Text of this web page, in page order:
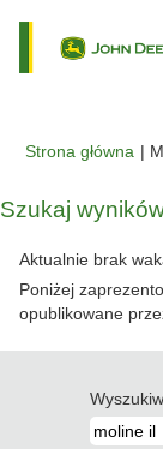
Strona główna |
Szukaj
Aktualnie brak
Poniżej
opublikowane